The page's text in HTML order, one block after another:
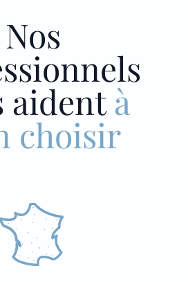
Nos
aidentà
choisir